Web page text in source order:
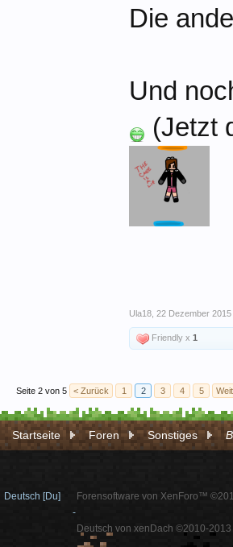
Die
Und
(Jetzt
Ula18 22 Dezember 2015
Friendly x 1
Seite 2 von 5 < Zurück 1 2 3 4 5
Startseite Foren Sonstiges
Deutsch [Du]
Forensoftware von XenForo™
-
Deutsch von xenDach ©2010-2013